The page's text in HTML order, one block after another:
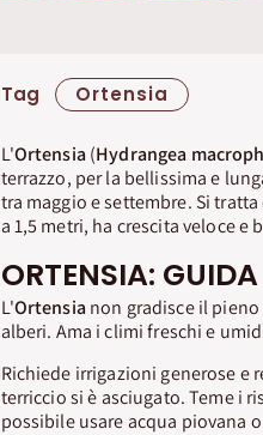
Tag Ortensia
L'Ortensia (Hydrangea
terrazzo, per la bellissima e
tra maggio e settembre. Si
a 1,5 metri, ha crescita veloce
ORTENSIA:
L'Ortensia non gradisce il
alberi. Ama i climi freschi e
Richiede irrigazioni generose e
terriccio si è asciugato. Teme i
possibile usare acqua piovana